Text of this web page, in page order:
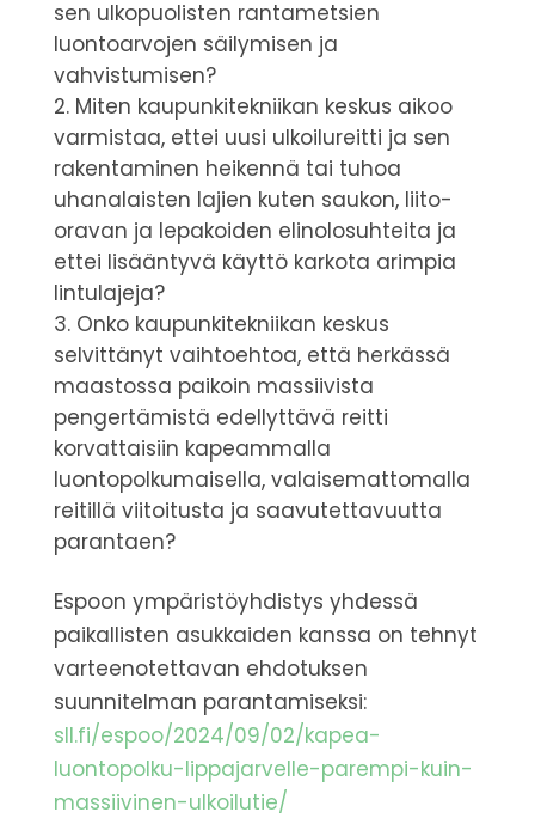
sen ulkopuolisten rantametsien
luontoarvojen säilymisen ja
vahvistumisen?
Miten kaupunkitekniikan keskus aikoo
varmistaa, ettei uusi ulkoilureitti ja sen
rakentaminen heikennä tai tuhoa
uhanalaisten lajien kuten saukon, liito-
oravan ja lepakoiden elinolosuhteita ja
ettei lisääntyvä käyttö karkota arimpia
lintulajeja?
Onko kaupunkitekniikan keskus
selvittänyt vaihtoehtoa, että herkässä
maastossa paikoin massiivista
pengertämistä edellyttävä reitti
korvattaisiin kapeammalla
luontopolkumaisella, valaisemattomalla
reitillä viitoitusta ja saavutettavuutta
parantaen?
Espoon ympäristöyhdistys yhdessä
paikallisten asukkaiden kanssa on tehnyt
varteenotettavan ehdotuksen
suunnitelman parantamiseksi:
sll.fi/espoo/2024/09/02/kapea-
luontopolku-lippajarvelle-parempi-kuin-
massiivinen-ulkoilutie/